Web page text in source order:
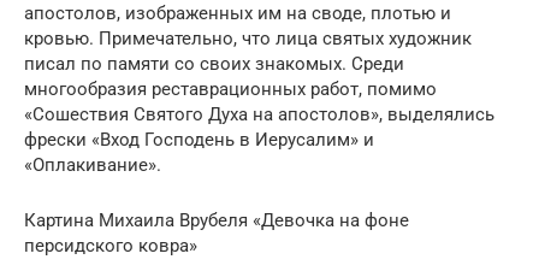
апостолов, изображенных им на своде, плотью и
кровью. Примечательно, что лица святых художник
писал по памяти со своих знакомых. Среди
многообразия реставрационных работ, помимо
«Сошествия Святого Духа на апостолов», выделялись
фрески «Вход Господень в Иерусалим» и
«Оплакивание».
Картина Михаила Врубеля «Девочка на фоне
персидского ковра»